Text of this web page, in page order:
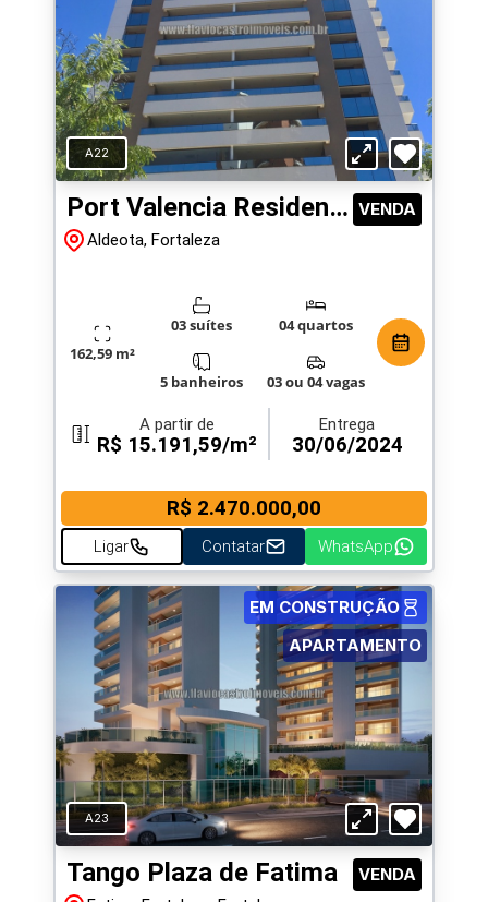
A22
Port Valencia Residence VENDA
Aldeota, Fortaleza
162,59 m²
03 suítes 04 quartos
5 banheiros 03 ou 04 vagas
A partir de
R$ 15.191,59/m²
Entrega
30/06/2024
R$ 2.470.000,00
Ligar Contatar WhatsApp
A23
APARTAMENTO
EM CONSTRUÇÃO
Tango Plaza de Fatima VENDA